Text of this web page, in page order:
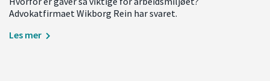
Advokatfirmaet Wikborg Rein har svaret.
Les mer